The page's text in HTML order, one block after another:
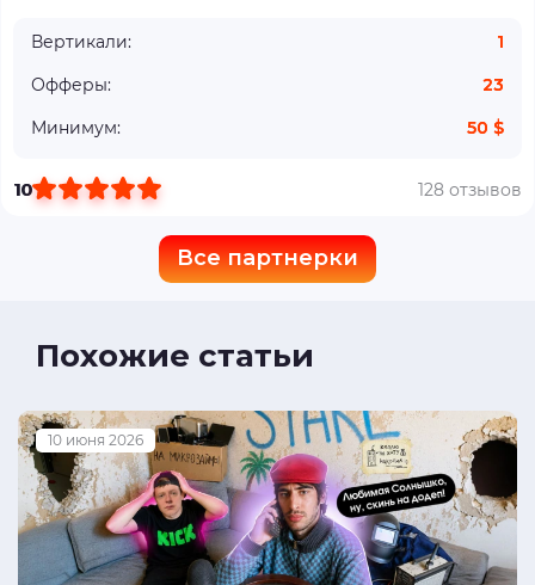
Вертикали:
1
Офферы:
23
Минимум:
50 $
10 128 отзывов
Все партнерки
Похожие статьи
10 июня 2026